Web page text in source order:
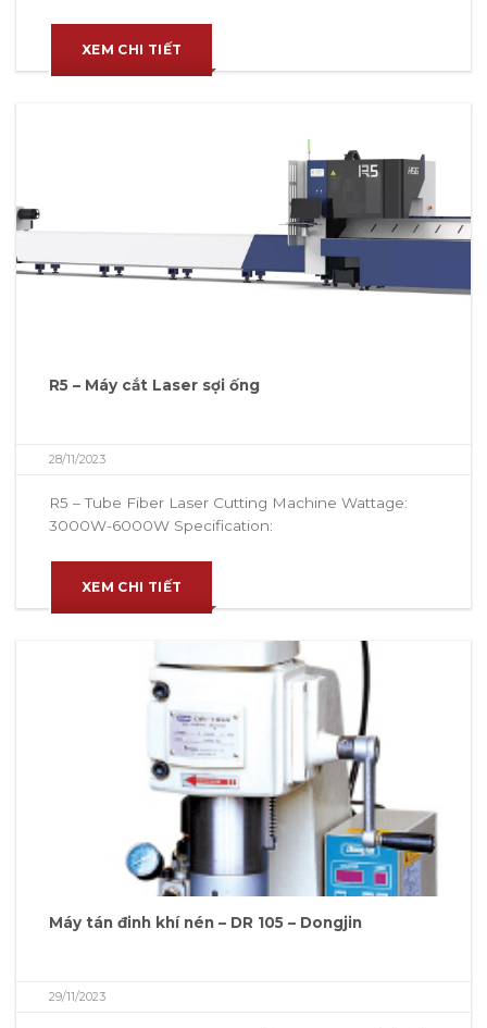
XEM CHI TIẾT
R5 – Máy cắt Laser sợi ống
28/11/2023
R5 – Tube Fiber Laser Cutting Machine Wattage:
3000W-6000W Specification:
XEM CHI TIẾT
Máy tán đinh khí nén – DR 105 – Dongjin
29/11/2023